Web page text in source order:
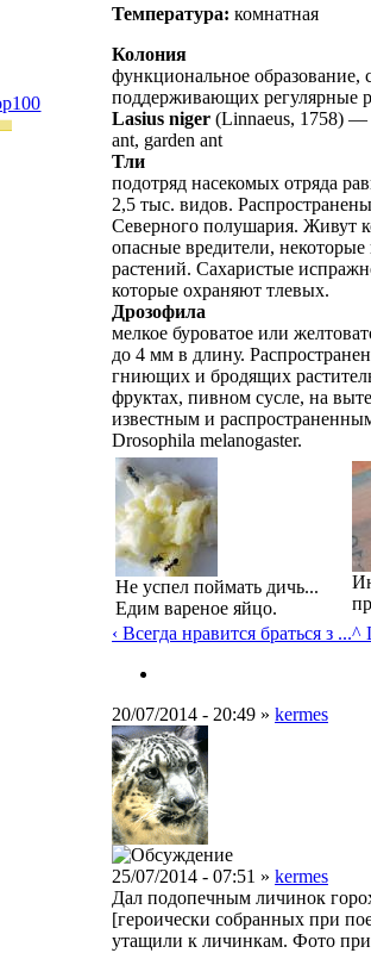
Температура: комнатная
Колония
функциональное образование,
поддерживающих регулярные
Lasius niger (Linnaeus, 1758) —
ant, garden ant
Тли
подотряд насекомых отряда
2,5 тыс. видов.
Северного полушария. Живут
опасные вредители,
растений. Сахаристые
которые охраняют тлевых.
Дрозофила
мелкое буроватое или
до 4 мм в длину.
гниющих и бродящих
фруктах, пивном сусле, на
известным и
Drosophila melanogaster.
Не успел поймать дичь...
Едим вареное яйцо.
‹ Всегда нравится браться з ...^
20/07/2014 - 20:49 » kermes
25/07/2014 - 07:51 » kermes
Дал подопечным личинок
[героически собранных при
утащили к личинкам. Фото